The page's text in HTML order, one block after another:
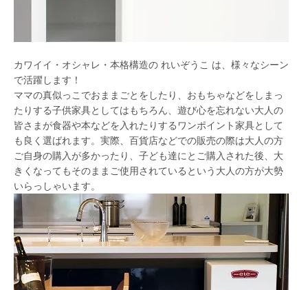
カワイイ・オシャレ・本格構造の れいぞうこ は、様々なシーン
で活躍します！
ママの真似っこでおままごとをしたり、おもちゃなどをしまっ
たりする子供家具としてはもちろん、遊び心を忘れない大人の
皆さまが食器や本などを入れたりするワンポイント家具として
も良く選ばれます。実際、百貨店などでの販売の際は大人の方
ご自身の購入が多かったり、子ども達にとご購入された後、大
きくなってもそのままご使用されているという大人の方が大勢
いらっしゃいます。